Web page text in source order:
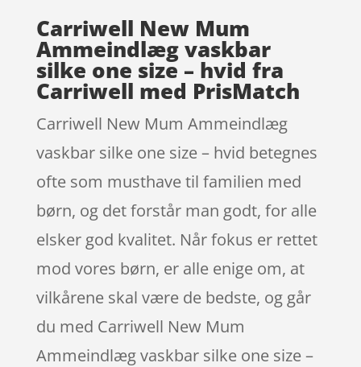
Carriwell New Mum
Ammeindlæg vaskbar
silke one size – hvid fra
Carriwell med PrisMatch
Carriwell New Mum Ammeindlæg
vaskbar silke one size – hvid betegnes
ofte som musthave til familien med
børn, og det forstår man godt, for alle
elsker god kvalitet. Når fokus er rettet
mod vores børn, er alle enige om, at
vilkårene skal være de bedste, og går
du med Carriwell New Mum
Ammeindlæg vaskbar silke one size –